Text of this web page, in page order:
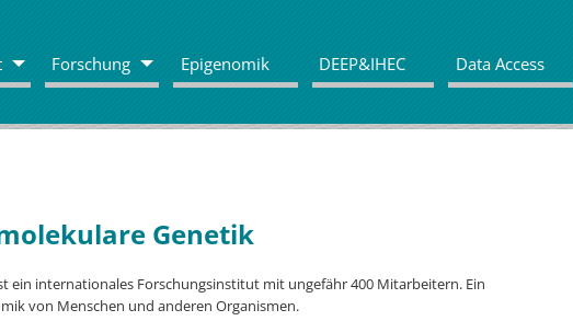
Forschung Epigenomik DEEP&IHEC Data Access
Genetik
ein internationales Forschungsinstitut mit ungefähr 400 Mitarbeitern. Ein
von Menschen und anderen Organismen.